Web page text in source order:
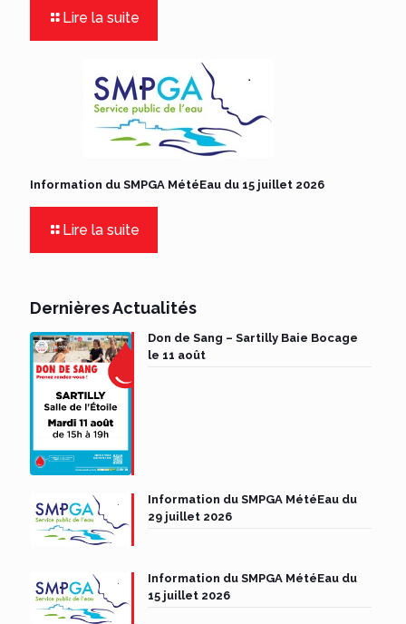
Lire la suite
Information du SMPGA MétéEau du 15 juillet 2026
Lire la suite
Dernières Actualités
Don de Sang – Sartilly Baie Bocage
le 11 août
Information du SMPGA MétéEau du
29 juillet 2026
Information du SMPGA MétéEau du
15 juillet 2026